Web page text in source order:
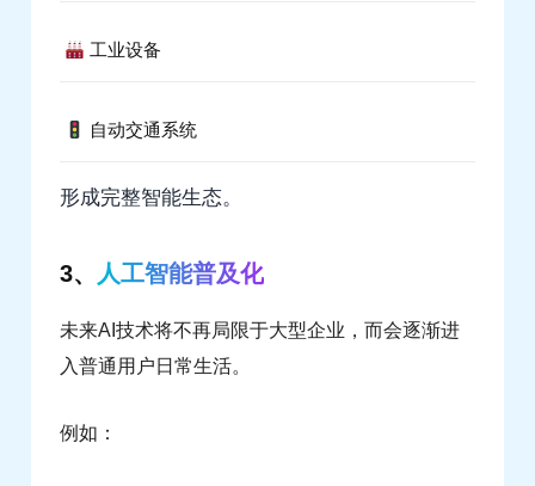
工业设备
自动交通系统
形成完整智能生态。
3、 人工智能普及化
未来AI技术将不再局限于大型企业，而会逐渐进
入普通用户日常生活。
例如：